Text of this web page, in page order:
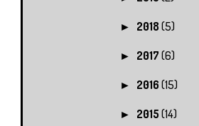
► 2018 (5)
► 2017 (6)
► 2016 (15)
► 2015 (14)